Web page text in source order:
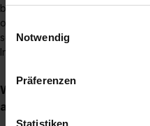
Benutzung der Webseite
Webseite zu analysieren
Einwilligungsauswahl
Notwendig
Präferenzen
Statistiken
besten immer an den
orientieren. Falls aktuell keine
sollten, freuen wir uns aber
Initiativbewerbung von dir!
Wie viele
ausgeschrieben?